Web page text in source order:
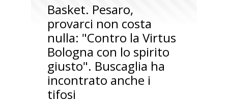
Basket. Pesaro,
provarci non costa
nulla: "Contro la Virtus
Bologna con lo spirito
giusto". Buscaglia ha
incontrato anche i
tifosi